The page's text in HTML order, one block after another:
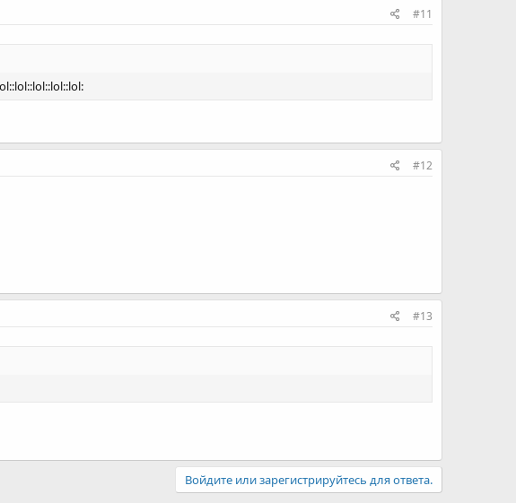
#11
#12
#13
Войдите или зарегистрируйтесь для ответа.